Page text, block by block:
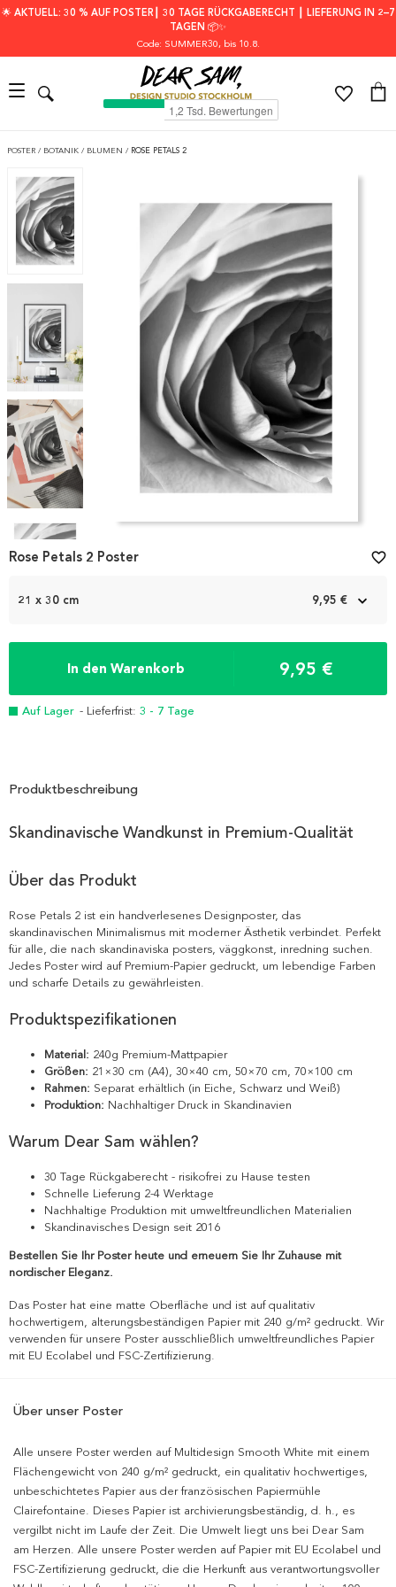
🌟 AKTUELL: 30 % AUF POSTER┃ 30 TAGE RÜCKGABERECHT ┃ LIEFERUNG IN 2–7
TAGEN 📦✨
Code: SUMMER30, bis 10.8.
POSTER / BOTANIK / BLUMEN / ROSE PETALS 2
1
21 x 30 cm 9,95 €
In den Warenkorb 9,95 €
Auf Lager - Lieferfrist: 3 - 7 Tage
Rose Petals 2 Poster favorite_border
Produktbeschreibung
Skandinavische Wandkunst in Premium-Qualität
Über das Produkt
Rose Petals 2 ist ein handverlesenes Designposter, das
skandinavischen Minimalismus mit moderner Ästhetik verbindet. Perfekt
für alle, die nach skandinaviska posters, väggkonst, inredning suchen.
Jedes Poster wird auf Premium-Papier gedruckt, um lebendige Farben
und scharfe Details zu gewährleisten.
Produktspezifikationen
Material: 240g Premium-Mattpapier
Größen: 21×30 cm (A4), 30×40 cm, 50×70 cm, 70×100 cm
Rahmen: Separat erhältlich (in Eiche, Schwarz und Weiß)
Produktion: Nachhaltiger Druck in Skandinavien
Warum Dear Sam wählen?
30 Tage Rückgaberecht - risikofrei zu Hause testen
Schnelle Lieferung 2-4 Werktage
Nachhaltige Produktion mit umweltfreundlichen Materialien
Skandinavisches Design seit 2016
Bestellen Sie Ihr Poster heute und erneuern Sie Ihr Zuhause mit
nordischer Eleganz.
Das Poster hat eine matte Oberfläche und ist auf qualitativ
hochwertigem, alterungsbeständigen Papier mit 240 g/m² gedruckt. Wir
verwenden für unsere Poster ausschließlich umweltfreundliches Papier
mit EU Ecolabel und FSC-Zertifizierung.
Über unser Poster
Alle unsere Poster werden auf Multidesign Smooth White mit einem
Flächengewicht von 240 g/m² gedruckt, ein qualitativ hochwertiges,
unbeschichtetes Papier aus der französischen Papiermühle
Clairefontaine. Dieses Papier ist archivierungsbeständig, d. h., es
vergilbt nicht im Laufe der Zeit. Die Umwelt liegt uns bei Dear Sam
am Herzen. Alle unsere Poster werden auf Papier mit EU Ecolabel und
FSC-Zertifizierung gedruckt, die die Herkunft aus verantwortungsvoller